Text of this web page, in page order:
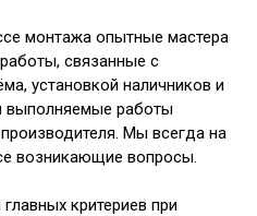
монтажа опытные мастера
связанные с
установкой наличников и
выполняемые работы
Мы всегда на
возникающие вопросы.
главных критериев при